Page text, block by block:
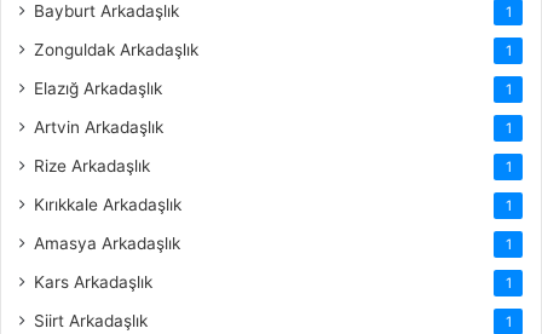
Bayburt Arkadaşlık 1
Zonguldak Arkadaşlık 1
Elazığ Arkadaşlık 1
Artvin Arkadaşlık 1
Rize Arkadaşlık 1
Kırıkkale Arkadaşlık 1
Amasya Arkadaşlık 1
Kars Arkadaşlık 1
Siirt Arkadaşlık 1